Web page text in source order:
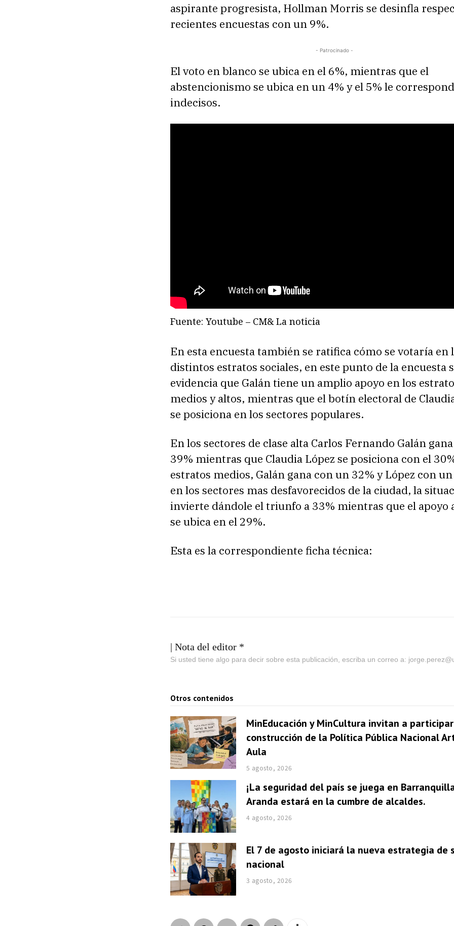
aspirante progresista, Hollman Morris se desinfla
recientes encuestas con un 9%.
- Patrocinado -
El voto en blanco se ubica en el 6%, mientras que el
abstencionismo se ubica en un 4% y el 5% le
indecisos.
Fuente: Youtube – CM& La noticia
En esta encuesta también se ratifica cómo se votaría en
distintos estratos sociales, en este punto de la encuesta
evidencia que Galán tiene un amplio apoyo en los
medios y altos, mientras que el botín electoral de
se posiciona en los sectores populares.
En los sectores de clase alta Carlos Fernando Galán
39% mientras que Claudia López se posiciona con el
estratos medios, Galán gana con un 32% y López con
en los sectores mas desfavorecidos de la ciudad, la
invierte dándole el triunfo a 33% mientras que el apoyo
se ubica en el 29%.
Esta es la correspondiente ficha técnica:
| Nota del editor *
Si usted tiene algo para decir sobre esta publicación, escriba un correo a:
Otros contenidos
MinEducación y MinCultura invitan a
construcción de la Política Pública Nacional
Aula
5 agosto, 2026
¡La seguridad del país se juega en
Aranda estará en la cumbre de alcaldes.
4 agosto, 2026
El 7 de agosto iniciará la nueva estrategia de
nacional
3 agosto, 2026